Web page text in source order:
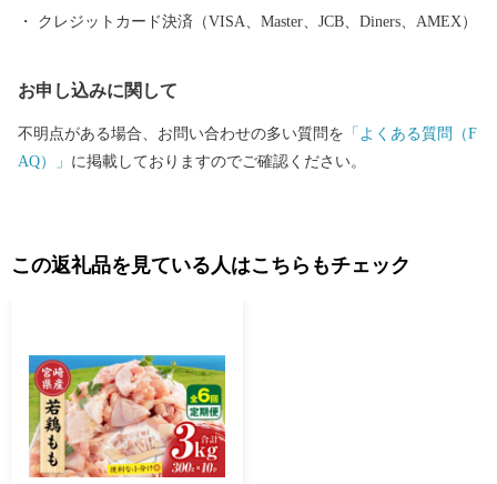
ん。 ・一部離島にはクール便でのお届けが出来ませんのでご注意
のご負担となります。ご住所にお間違いがないか十分にご確認の
請の必要はありません。 【ワンストップ特例申請書送付先】 〒88
クレジットカード決済（VISA、Master、JCB、Diners、AMEX）
お申し込みに関して
不明点がある場合、お問い合わせの多い質問を 「よくある質問（F
AQ）」 に掲載しておりますのでご確認ください。
この返礼品を見ている人はこちらもチェック